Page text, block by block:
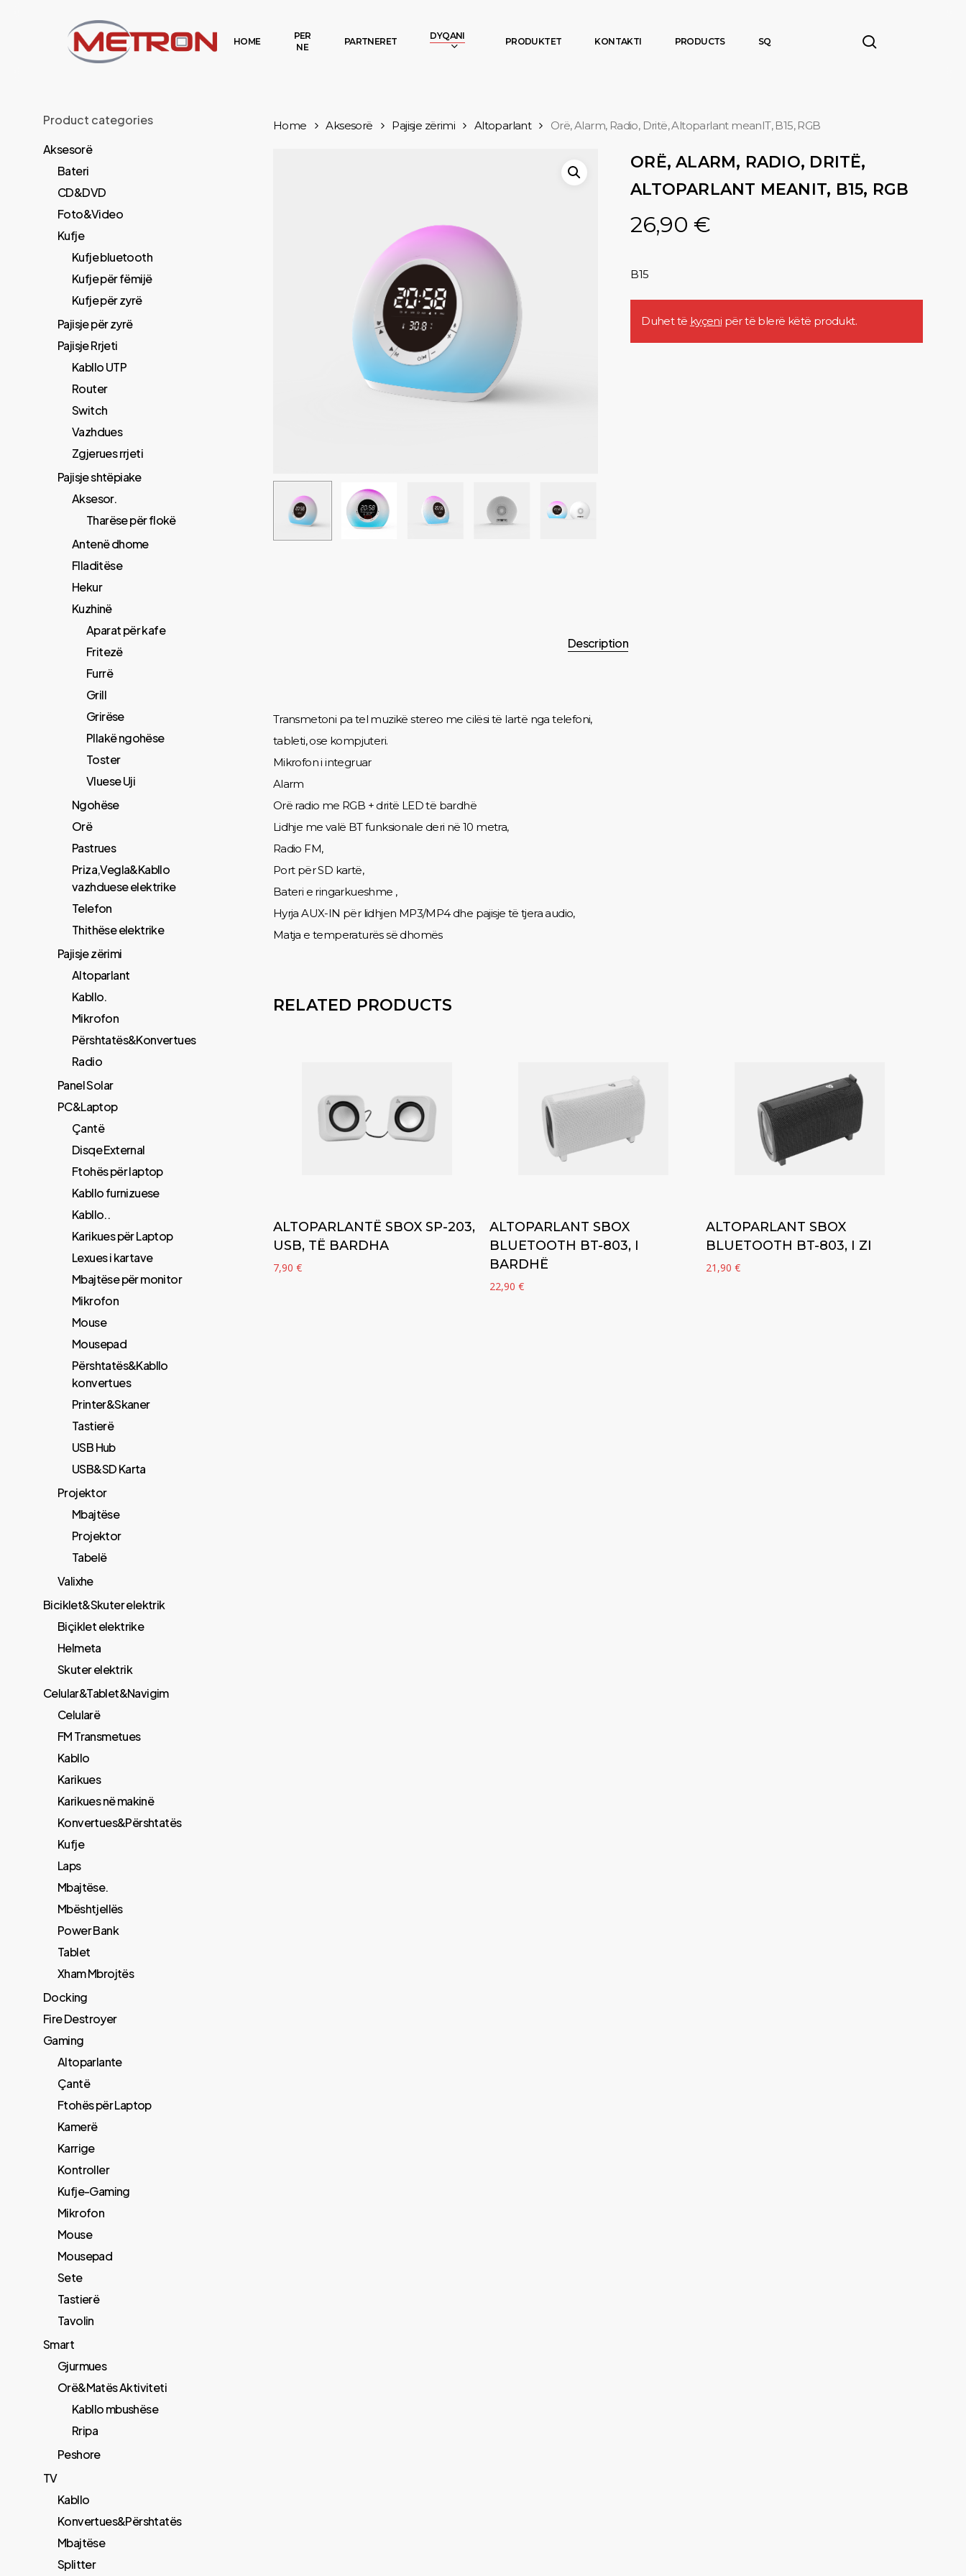
HOME
PER
NE
PARTNERET
DYQANI
PRODUKTET KONTAKTI PRODUCTS SQ
Product categories
Aksesorë
Bateri
CD&DVD
Foto&Video
Kufje
Kufje bluetooth
Kufje për fëmijë
Kufje për zyrë
Pajisje për zyrë
Pajisje Rrjeti
Kabllo UTP
Router
Switch
Vazhdues
Zgjerues rrjeti
Pajisje shtëpiake
Aksesor.
Tharëse për flokë
Antenë dhome
Flladitëse
Hekur
Kuzhinë
Aparat për kafe
Fritezë
Furrë
Grill
Grirëse
Pllakë ngohëse
Toster
Vluese Uji
Ngohëse
Orë
Pastrues
Priza,Vegla&Kabllo
vazhduese elektrike
Telefon
Thithëse elektrike
Pajisje zërimi
Altoparlant
Kabllo.
Mikrofon
Përshtatës&Konvertues
Radio
Panel Solar
PC&Laptop
Çantë
Disqe External
Ftohës për laptop
Kabllo furnizuese
Kabllo..
Karikues për Laptop
Lexues i kartave
Mbajtëse për monitor
Mikrofon
Mouse
Mousepad
Përshtatës&Kabllo
konvertues
Printer&Skaner
Tastierë
USB Hub
USB&SD Karta
Projektor
Mbajtëse
Projektor
Tabelë
Valixhe
Biciklet&Skuter elektrik
Biçiklet elektrike
Helmeta
Skuter elektrik
Celular&Tablet&Navigim
Celularë
FM Transmetues
​Kabllo
Karikues
Karikues në makinë
Konvertues&Përshtatës
Kufje
Laps
Mbajtëse.
Mbështjellës
Power Bank
Tablet
Xham Mbrojtës
Docking
Fire Destroyer
Gaming
Altoparlante
Çantë
Ftohës për Laptop
Kamerë
Karrige
Kontroller
Kufje-Gaming
Mikrofon
Mouse
Mousepad
Sete
Tastierë
Tavolin
Smart
Gjurmues
Orë&Matës Aktiviteti
Kabllo mbushëse
Rripa
Peshore
TV
Kabllo
Konvertues&Përshtatës
Mbajtëse
Splitter
Home Aksesorë Pajisje zërimi Altoparlant Orë, Alarm, Radio, Dritë, Altoparlant meanIT, B15, RGB
ORË, ALARM, RADIO, DRITË,
ALTOPARLANT MEANIT, B15, RGB
26,90 €
B15
Duhet të kyçeni për të blerë këtë produkt.
Description
Transmetoni pa tel muzikë stereo me cilësi të lartë nga telefoni,
tableti, ose kompjuteri.
Mikrofon i integruar
Alarm
Orë radio me RGB + dritë LED të bardhë
Lidhje me valë BT funksionale deri në 10 metra,
Radio FM,
Port për SD kartë,
Bateri e ringarkueshme ,
Hyrja AUX-IN për lidhjen MP3/MP4 dhe pajisje të tjera audio,
Matja e temperaturës së dhomës
RELATED PRODUCTS
Add to cart
ALTOPARLANTË SBOX SP-203,
USB, TË BARDHA
7,90 €
Add to cart
ALTOPARLANT SBOX
BLUETOOTH BT-803, I
BARDHË
22,90 €
Add to cart
ALTOPARLANT SBOX
BLUETOOTH BT-803, I ZI
21,90€